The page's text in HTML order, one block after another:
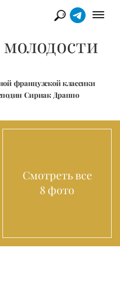
французской классики
Сириак Драппо
Смотреть все
8 фото